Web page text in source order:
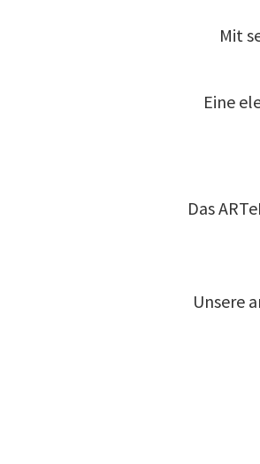
Mit
Eine
Das
Unsere